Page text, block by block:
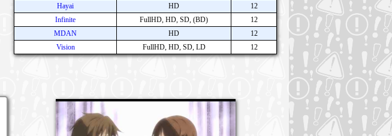
Hayai
HD
12
Infinite
FullHD, HD, SD, (BD)
12
MDAN
HD
12
Vision
FullHD, HD, SD, LD 12